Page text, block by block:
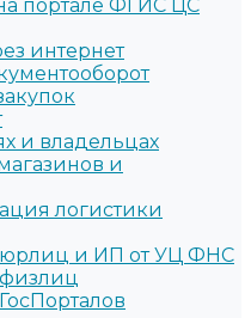
портале ФГИС ЦС
интернет
и владельцах
и
логистики
юрлиц и ИП от УЦ ФНС